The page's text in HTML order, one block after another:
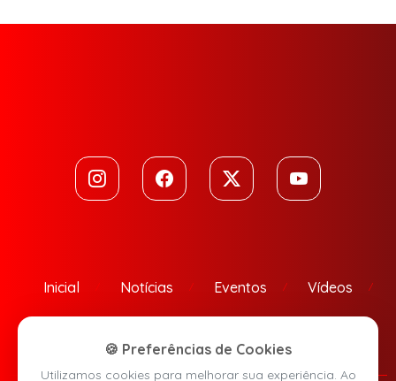
Inicial Notícias Eventos Vídeos
🍪 Preferências de Cookies
Utilizamos cookies para melhorar sua experiência. Ao